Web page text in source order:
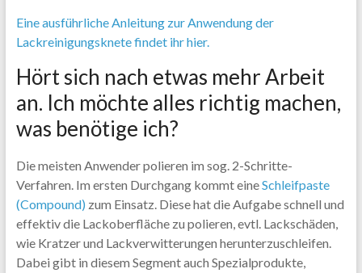
Eine ausführliche Anleitung zur Anwendung der
Lackreinigungsknete findet ihr hier.
Hört sich nach etwas mehr Arbeit
an. Ich möchte alles richtig machen,
was benötige ich?
Die meisten Anwender polieren im sog. 2-Schritte-
Verfahren. Im ersten Durchgang kommt eineSchleifpaste
(Compound) zum Einsatz. Diese hat die Aufgabe schnell und
effektiv die Lackoberfläche zu polieren, evtl. Lackschäden,
wie Kratzer und Lackverwitterungen herunterzuschleifen.
Dabei gibt in diesem Segment auch Spezialprodukte,